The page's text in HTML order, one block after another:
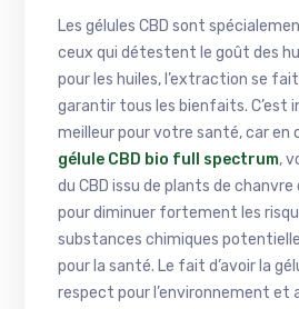
Les gélules CBD sont
ceux qui détestent le goût des
pour les huiles, l’extraction se
garantir tous les bienfaits.
meilleur pour votre santé, car en
gélule CBD bio full spectrum,
du CBD issu de plants de
pour diminuer fortement les
substances chimiques
pour la santé. Le fait d’avoir la
respect pour l’environnement et